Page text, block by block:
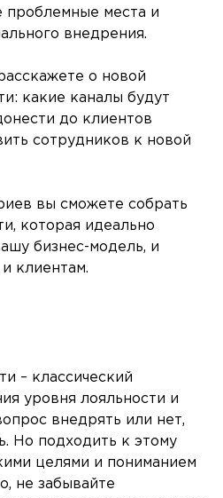
проблемные места и
внедрения.
о новой
какие каналы будут
до клиентов
сотрудников к новой
вы сможете собрать
которая идеально
бизнес-модель, и
клиентам.
– классический
уровня лояльности и
внедрять или нет,
Но подходить к этому
целями и пониманием
не забывайте